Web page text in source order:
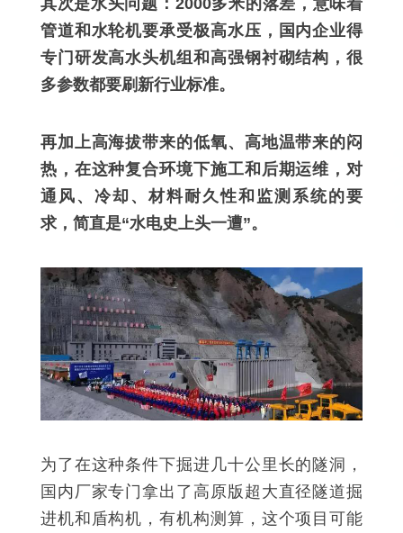
其次是水头问题：2000多米的落差，意味着
管道和水轮机要承受极高水压，国内企业得
专门研发高水头机组和高强钢衬砌结构，很
多参数都要刷新行业标准。
再加上高海拔带来的低氧、高地温带来的闷
热，在这种复合环境下施工和后期运维，对
通风、冷却、材料耐久性和监测系统的要
求，简直是“水电史上头一遭”。
为了在这种条件下掘进几十公里长的隧洞，
国内厂家专门拿出了高原版超大直径隧道掘
进机和盾构机，有机构测算，这个项目可能